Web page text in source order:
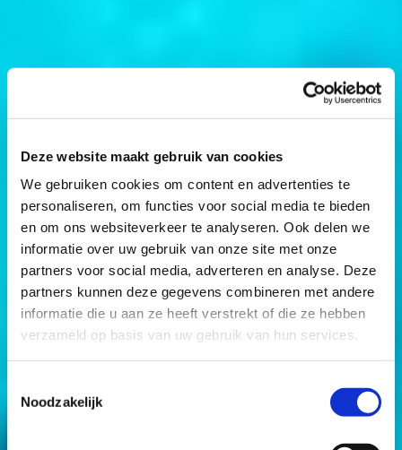
Deze website maakt gebruik van cookies
We gebruiken cookies om content en advertenties te
personaliseren, om functies voor social media te bieden
en om ons websiteverkeer te analyseren. Ook delen we
informatie over uw gebruik van onze site met onze
partners voor social media, adverteren en analyse. Deze
partners kunnen deze gegevens combineren met andere
informatie die u aan ze heeft verstrekt of die ze hebben
verzameld op basis van uw gebruik van hun services.
Noodzakelijk